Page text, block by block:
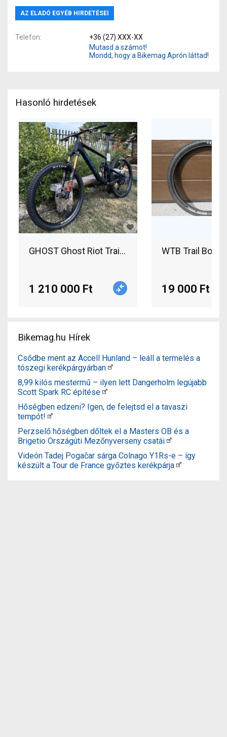
AZ ELADÓ EGYÉB HIRDETÉSEI
Telefon
+36 (27) XXX-XX
Mutasd a számot!
Mondd, hogy a Bikemag Aprón láttad!
Hasonló hirdetések
GHOST Ghost Riot Trail CF LC 150140 Full
1 210 000 Ft
WTB Trail Boss
19 000 Ft
Bikemag.hu Hírek
Csődbe ment az Accell Hunland – leáll a termelés a
tószegi kerékpárgyárban
8,99 kilós mestermű – ilyen lett Dangerholm legújabb
Scott Spark RC építése
Hőségben edzeni? Igen, de felejtsd el a tavaszi
tempót!
Perzselő hőségben dőltek el a Masters OB és a
Brigetio Országúti Mezőnyverseny csatái
Videón Tadej Pogačar sárga Colnago Y1Rs-e – így
készült a Tour de France győztes kerékpárja